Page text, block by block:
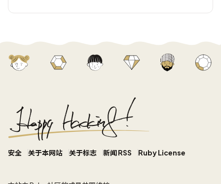
安全 关于本网站 关于标志 新闻 RSS Ruby License